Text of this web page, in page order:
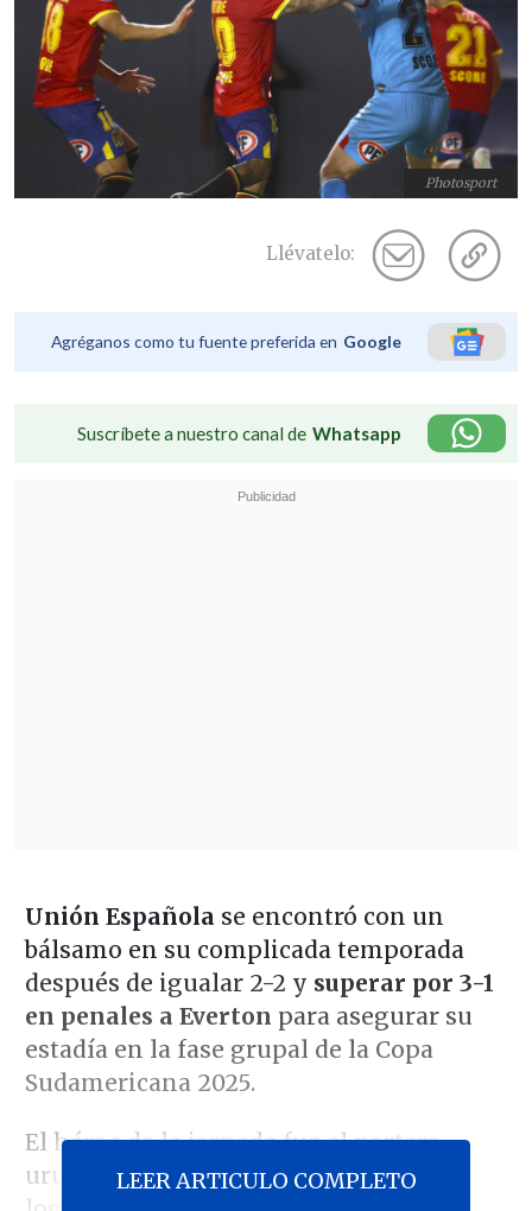
Photosport
Llévatelo:
Agréganos como tu fuente preferida en Google
Suscríbete a nuestro canal de Whatsapp
Unión Española se encontró con un
bálsamo en su complicada temporada
después de igualar 2-2 y superar por 3-1
en penales a Everton para asegurar su
estadía en la fase grupal de la Copa
Sudamericana 2025.
El héroe de la jornada fue el portero
uruguayoFranco Torgnascioli, quien
LEER ARTICULO COMPLETO